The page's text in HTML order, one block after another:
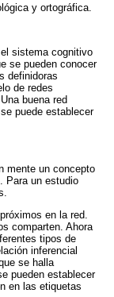
y ortográfica.
sistema cognitivo
se pueden conocer
definidoras
de redes
buena red
puede establecer
mente un concepto
Para un estudio
en la red.
comparten. Ahora
tipos de
inferencial
se halla
pueden establecer
en las etiquetas